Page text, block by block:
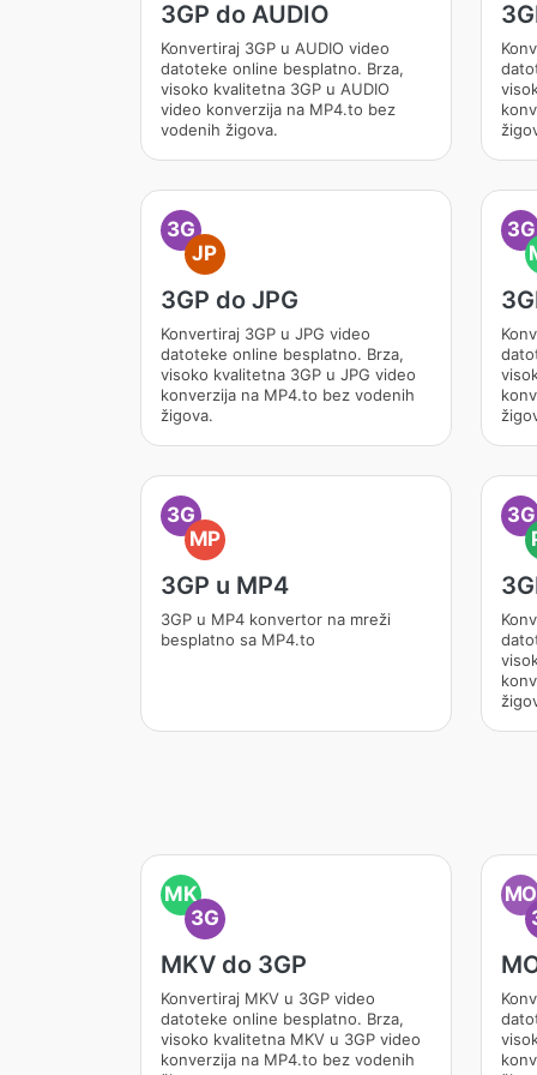
3GP do AUDIO
Konvertiraj 3GP u AUDIO video
datoteke online besplatno. Brza,
visoko kvalitetna 3GP u AUDIO
video konverzija na MP4.to bez
vodenih žigova.
3G
JP
3GP do JPG
Konvertiraj 3GP u JPG video
datoteke online besplatno. Brza,
visoko kvalitetna 3GP u JPG video
konverzija na MP4.to bez vodenih
žigova.
3G
3G
MP
3GP u MP4
3GP u MP4 konvertor na mreži
besplatno sa MP4.to
3G
MK
3G
MKV do 3GP
Konvertiraj MKV u 3GP video
datoteke online besplatno. Brza,
visoko kvalitetna MKV u 3GP video
konverzija na MP4.to bez vodenih
MO